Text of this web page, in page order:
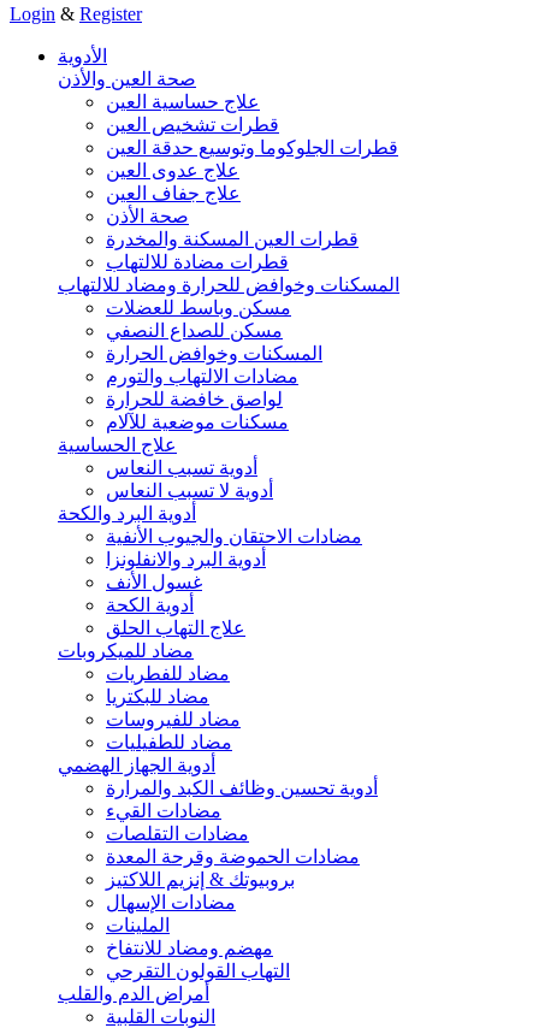
Login & Register
الأدوية
صحة العين والأذن
علاج حساسية العين
قطرات تشخيص العين
قطرات الجلوكوما وتوسيع حدقة العين
علاج عدوى العين
علاج جفاف العين
صحة الأذن
قطرات العين المسكنة والمخدرة
قطرات مضادة للالتهاب
المسكنات وخوافض للحرارة ومضاد للالتهاب
مسكن وباسط للعضلات
مسكن للصداع النصفي
المسكنات وخوافض الحرارة
مضادات الالتهاب والتورم
لواصق خافضة للحرارة
مسكنات موضعية للآلام
علاج الحساسية
أدوية تسبب النعاس
أدوية لا تسبب النعاس
أدوية البرد والكحة
مضادات الاحتقان والجيوب الأنفية
أدوية البرد والانفلونزا
غسول الأنف
أدوية الكحة
علاج التهاب الحلق
مضاد للميكروبات
مضاد للفطريات
مضاد للبكتريا
مضاد للفيروسات
مضاد للطفيليات
أدوية الجهاز الهضمي
أدوية تحسين وظائف الكبد والمرارة
مضادات القيء
مضادات التقلصات
مضادات الحموضة وقرحة المعدة
بروبيوتك & إنزيم اللاكتيز
مضادات الإسهال
الملينات
مهضم ومضاد للانتفاخ
التهاب القولون التقرحي
أمراض الدم والقلب
النوبات القلبية